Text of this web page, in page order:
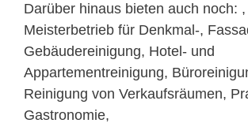
Darüber hinaus bieten auch noch: ,
Meisterbetrieb für Denkmal-,
Gebäudereinigung, Hotel- und
Appartementreinigung,
Reinigung von Verkaufsräumen,
Gastronomie,